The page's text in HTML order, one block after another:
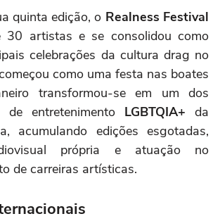
quinta edição, o Realness Festival
30 artistas e se consolidou como
celebrações da cultura drag no
como uma festa nas boates
transformou-se em um dos
de entretenimento LGBTQIA+ da
acumulando edições esgotadas,
própria e atuação no
de carreiras artísticas.